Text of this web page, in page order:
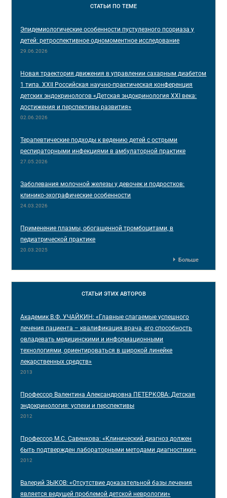
СТАТЬИ ПО ТЕМЕ
Эпидемиологические особенности пустулезного псориаза у
детей: ретроспективное одномоментное исследование
29.06.2026
Новая траектория движения в управлении сахарным диабетом
1 типа. XXII Российская научно-практическая конференция
детских эндокринологов «Детская эндокринология XXI века:
достижения и перспективы развития»
02.06.2026
Терапевтические подходы к ведению детей с острыми
респираторными инфекциями в амбулаторной практике
27.05.2026
Заболевания молочной железы у девочек и подростков:
клинико-эхографические особенности
24.03.2026
Применение плазмы, обогащенной тромбоцитами, в
педиатрической практике
20.03.2025
Больше
СТАТЬИ ЭТИХ АВТОРОВ
Академик В.Ф. УЧАЙКИН: «Главные слагаемые успешного
лечения пациента – квалификация врача, его способность
овладевать медицинскими и информационными
технологиями, ориентироваться в широкой линейке
лекарственных средств»
2013
Профессор Валентина Александровна ПЕТЕРКОВА: Детская
эндокринология: успехи и перспективы
2012
Профессор М.С. Савенкова: «Клинический диагноз должен
быть подтвержден лабораторными методами диагностики»
2012
Валерий ЗЫКОВ: «Отсутствие доказательной базы лечения
является ведущей проблемой детской неврологии»